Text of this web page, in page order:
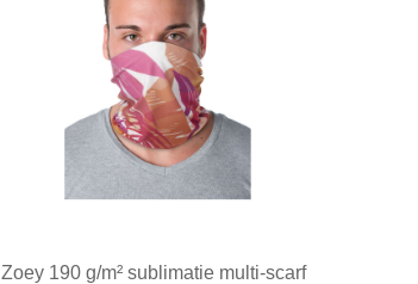
Zoey 190 g/m² sublimatie multi-scarf